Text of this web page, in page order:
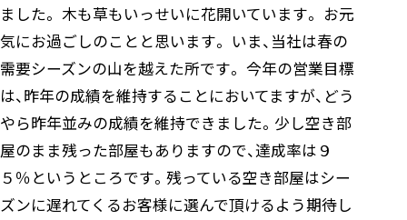
ました。 木も草もいっせいに花開いています。 お元
気にお過ごしのことと思います。 いま、当社は春の
需要シーズンの山を越えた所です。 今年の営業目標
は、昨年の成績を維持することにおいてますが、どう
やら昨年並みの成績を維持できました。少し空き部
屋のまま残った部屋もありますので、達成率は９
５％というところです。残っている空き部屋はシー
ズンに遅れてくるお客様に選んで頂けるよう期待し